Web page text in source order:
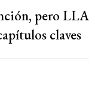
pero LLA
claves